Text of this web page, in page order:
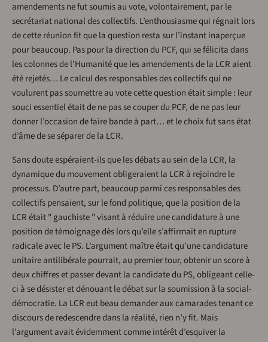
amendements ne fut soumis au vote, volontairement, par le
secrétariat national des collectifs. L’enthousiasme qui régnait lors
de cette réunion fit que la question resta sur l’instant inaperçue
pour beaucoup. Pas pour la direction du PCF, qui se félicita dans
les colonnes de l’Humanité que les amendements de la LCR aient
été rejetés… Le calcul des responsables des collectifs qui ne
voulurent pas soumettre au vote cette question était simple : leur
souci essentiel était de ne pas se couper du PCF, de ne pas leur
donner l’occasion de faire bande à part… et le choix fut sans état
d’âme de se séparer de la LCR.
Sans doute espéraient-ils que les débats au sein de la LCR, la
dynamique du mouvement obligeraient la LCR à rejoindre le
processus. D’autre part, beaucoup parmi ces responsables des
collectifs pensaient, sur le fond politique, que la position de la
LCR était " gauchiste " visant à réduire une candidature à une
position de témoignage dès lors qu’elle s’affirmait en rupture
radicale avec le PS. L’argument maître était qu’une candidature
unitaire antilibérale pourrait, au premier tour, obtenir un score à
deux chiffres et passer devant la candidate du PS, obligeant celle-
ci à se désister et dénouant le débat sur la soumission à la social-
démocratie. La LCR eut beau demander aux camarades tenant ce
discours de redescendre dans la réalité, rien n’y fit. Mais
l’argument avait évidemment comme intérêt d’esquiver la